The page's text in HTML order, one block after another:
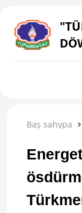
Baş sahypa